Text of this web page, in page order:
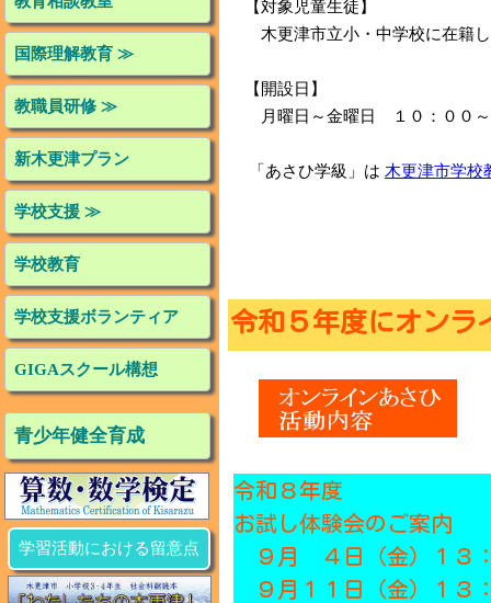
国際理解教育 ≫
教職員研修 ≫
新木更津プラン
学校支援 ≫
学校教育
学校支援ボランティア
GIGAスクール構想
青少年健全育成
学習活動における留意点
【対象児童生徒】
木更津市立小・中学校に在籍し
【開設日】
月曜日～金曜日 １０：００～
「あさひ学級」は 木更津市学校
令和５年度にオンラ
令和８年度
お試し体験会のご案内
９月 ４日（金）１３
９月１１日（金）１３